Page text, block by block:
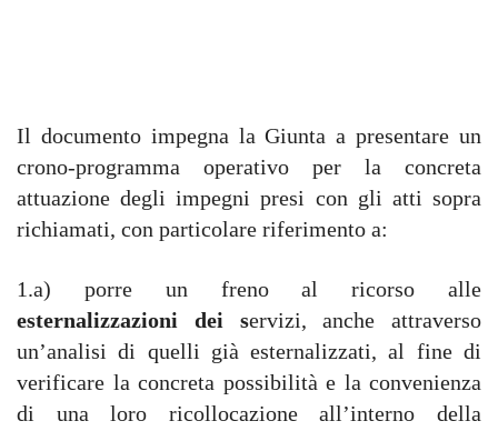
Il documento impegna la Giunta a presentare un
crono-programma operativo per la concreta
attuazione degli impegni presi con gli atti sopra
richiamati, con particolare riferimento a:
1.a) porre un freno al ricorso alle
esternalizzazioni dei servizi, anche attraverso
un’analisi di quelli già esternalizzati, al fine di
verificare la concreta possibilità e la convenienza
di una loro ricollocazione all’interno della